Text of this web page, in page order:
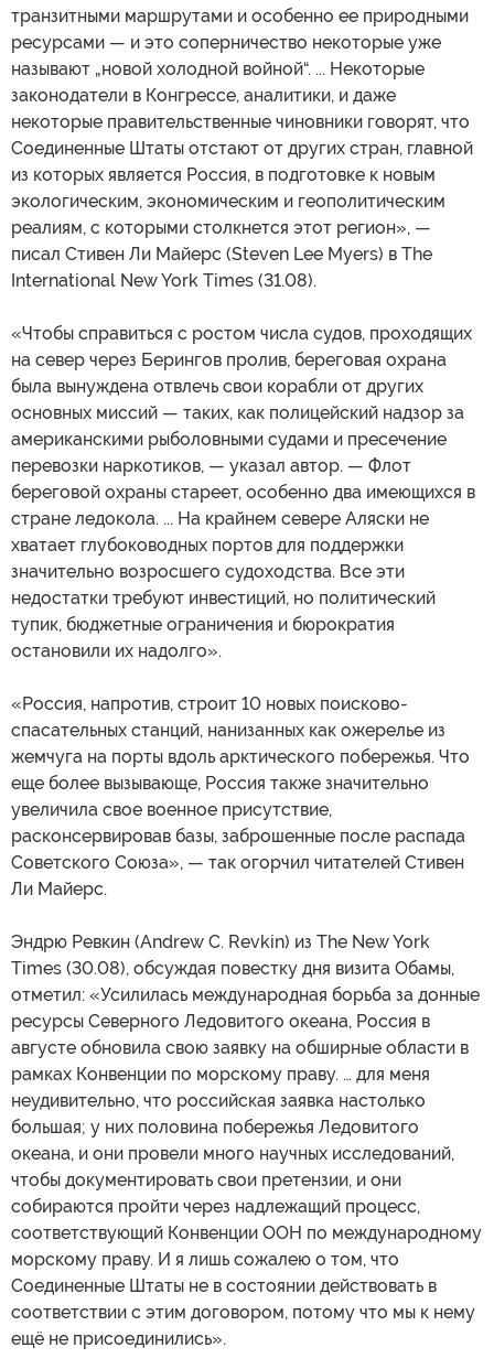
транзитными маршрутами и особенно ее природными
ресурсами — и это соперничество некоторые уже
называют „новой холодной войной“. ... Некоторые
законодатели в Конгрессе, аналитики, и даже
некоторые правительственные чиновники говорят, что
Соединенные Штаты отстают от других стран, главной
из которых является Россия, в подготовке к новым
экологическим, экономическим и геополитическим
реалиям, с которыми столкнется этот регион», —
писал Стивен Ли Майерс (Steven Lee Myers) в The
International New York Times (31.08).
«Чтобы справиться с ростом числа судов, проходящих
на север через Берингов пролив, береговая охрана
была вынуждена отвлечь свои корабли от других
основных миссий — таких, как полицейский надзор за
американскими рыболовными судами и пресечение
перевозки наркотиков, — указал автор. — Флот
береговой охраны стареет, особенно два имеющихся в
стране ледокола. ... На крайнем севере Аляски не
хватает глубоководных портов для поддержки
значительно возросшего судоходства. Все эти
недостатки требуют инвестиций, но политический
тупик, бюджетные ограничения и бюрократия
остановили их надолго».
«Россия, напротив, строит 10 новых поисково-
спасательных станций, нанизанных как ожерелье из
жемчуга на порты вдоль арктического побережья. Что
еще более вызывающе, Россия также значительно
увеличила свое военное присутствие,
расконсервировав базы, заброшенные после распада
Советского Союза», — так огорчил читателей Стивен
Ли Майерс.
Эндрю Ревкин (Andrew C. Revkin) из The New York
Times (30.08), обсуждая повестку дня визита Обамы,
отметил: «Усилилась международная борьба за донные
ресурсы Северного Ледовитого океана, Россия в
августе обновила свою заявку на обширные области в
рамках Конвенции по морскому праву. … для меня
неудивительно, что российская заявка настолько
большая; у них половина побережья Ледовитого
океана, и они провели много научных исследований,
чтобы документировать свои претензии, и они
собираются пройти через надлежащий процесс,
соответствующий Конвенции ООН по международному
морскому праву. И я лишь сожалею о том, что
Соединенные Штаты не в состоянии действовать в
соответствии с этим договором, потому что мы к нему
ещё не присоединились».